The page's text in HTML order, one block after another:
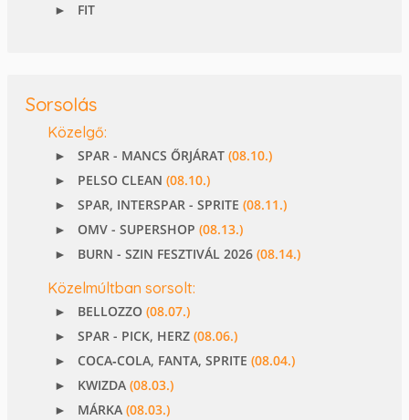
FIT
Sorsolás
Közelgő:
SPAR - MANCS ŐRJÁRAT(08.10.)
PELSO CLEAN(08.10.)
SPAR, INTERSPAR - SPRITE(08.11.)
OMV - SUPERSHOP(08.13.)
BURN - SZIN FESZTIVÁL 2026(08.14.)
Közelmúltban sorsolt:
BELLOZZO(08.07.)
SPAR - PICK, HERZ(08.06.)
COCA‑COLA, FANTA, SPRITE(08.04.)
KWIZDA(08.03.)
MÁRKA(08.03.)